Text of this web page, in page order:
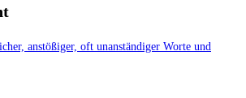
anstö­ßi­ger, oft unan­stän­di­ger Wor­te und